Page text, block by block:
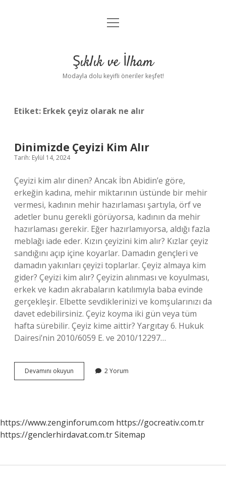
Anasayfa
Yasal Uyarı
menüyü
Şıklık ve İlham
Modayla dolu keyifli öneriler keşfet!
Etiket: Erkek çeyiz olarak ne alır
Dinimizde Çeyizi Kim Alır
Tarih: Eylül 14, 2024
Çeyizi kim alır dinen? Ancak İbn Abidin’e göre,
erkeğin kadına, mehir miktarının üstünde bir mehir
vermesi, kadının mehir hazırlaması şartıyla, örf ve
adetler bunu gerekli görüyorsa, kadının da mehir
hazırlaması gerekir. Eğer hazırlamıyorsa, aldığı fazla
meblağı iade eder. Kızın çeyizini kim alır? Kızlar çeyiz
sandığını açıp içine koyarlar. Damadın gençleri ve
damadın yakınları çeyizi toplarlar. Çeyiz almaya kim
gider? Çeyizi kim alır? Çeyizin alınması ve koyulması,
erkek ve kadın akrabaların katılımıyla baba evinde
gerçekleşir. Elbette sevdiklerinizi ve komşularınızı da
davet edebilirsiniz. Çeyiz koyma iki gün veya tüm
hafta sürebilir. Çeyiz kime aittir? Yargıtay 6. Hukuk
Dairesi’nin 2010/6059 E. ve 2010/12297…
Devamını okuyun Dinimizde
Çeyizi
2 Yorum
https://www.zenginforum.com https://gocreativ.com.tr
https://genclerhirdavat.com.trSitemap